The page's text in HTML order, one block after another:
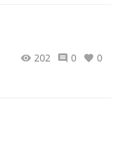
202 0 0